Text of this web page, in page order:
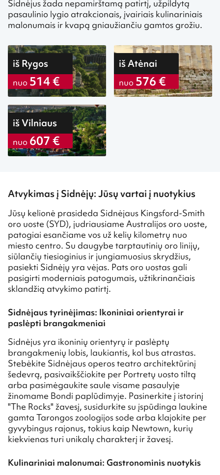
Sidnėjus žada nepamirštamą patirtį, užpildytą
pasaulinio lygio atrakcionais, įvairiais kulinariniais
malonumais ir kvapą gniaužiančiu gamtos grožiu.
iš Rygos
nuo 514 €
iš Atėnai
nuo 576 €
iš Vilniaus
nuo 607 €
Atvykimas į Sidnėjų: Jūsų vartai į nuotykius
Jūsų kelionė prasideda Sidnėjaus Kingsford-Smith
oro uoste (SYD), judriausiame Australijos oro uoste,
patogiai esančiame vos už kelių kilometrų nuo
miesto centro. Su daugybe tarptautinių oro linijų,
siūlančių tiesioginius ir jungiamuosius skrydžius,
pasiekti Sidnėjų yra vėjas. Pats oro uostas gali
pasigirti moderniais patogumais, užtikrinančiais
sklandžią atvykimo patirtį.
Sidnėjaus tyrinėjimas: Ikoniniai orientyrai ir
paslėpti brangakmeniai
Sidnėjus yra ikoninių orientyrų ir paslėptų
brangakmenių lobis, laukiantis, kol bus atrastas.
Stebėkite Sidnėjaus operos teatro architektūrinį
šedevrą, pasivaikščiokite per Portretų uosto tiltą
arba pasimėgaukite saule visame pasaulyje
žinomame Bondi paplūdimyje. Pasinerkite į istorinį
"The Rocks" žavesį, susidurkite su įspūdinga laukine
gamta Tarongos zoologijos sode arba klajokite per
gyvybingus rajonus, tokius kaip Newtown, kurių
kiekvienas turi unikalų charakterį ir žavesį.
Kulinariniai malonumai: Gastronominis nuotykis